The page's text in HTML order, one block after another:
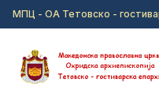
Прејди на главна
МПЦ - ОА Тетовско -